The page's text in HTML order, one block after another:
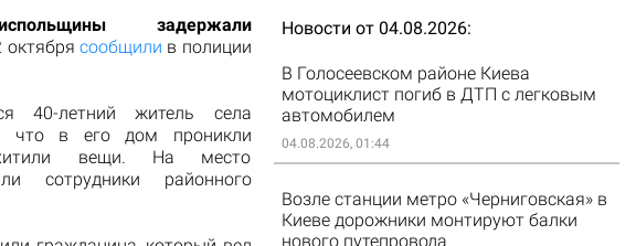
задержали
октября сообщили в полиции
40-летний житель села
что в его дом проникли
вещи. На место
сотрудники районного
Новости от 04.08.2026
В Голосеевском районе Киева
мотоциклист погиб в ДТП с легковым
автомобилем
04.08.2026, 01:44
Возле станции метро «Черниговская» в
Киеве дорожники монтируют балки
нового путепровода